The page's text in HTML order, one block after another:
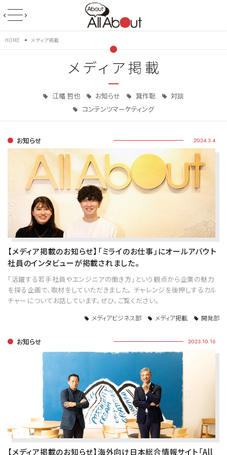
HOME メディア掲載
メディア掲載
江幡 哲也 お知らせ 箕作聡
対談
コンテンツマーケティング
お知らせ 2024.3.4
【メディア掲載のお知らせ】「ミライのお仕事」にオールアバウト
社員のインタビューが掲載されました。
「活躍する若手社員やエンジニアの働き方」という観点から企業の魅力
を探る企画で、取材をしていただきました。 チャレンジを後押しするカル
チャーについてお話しています。ぜひ、ご覧ください。
メディアビジネス部 メディア掲載 開発部
お知らせ 2023.10.16
【メディア掲載のお知らせ】海外向け日本総合情報サイト「All